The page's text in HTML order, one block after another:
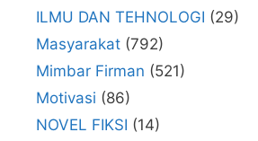
ILMU DAN TEHNOLOGI (29)
Masyarakat (792)
Mimbar Firman (521)
Motivasi (86)
NOVEL FIKSI (14)